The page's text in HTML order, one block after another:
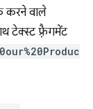
करने वाले
टेक्स्ट फ़्रैगमेंट